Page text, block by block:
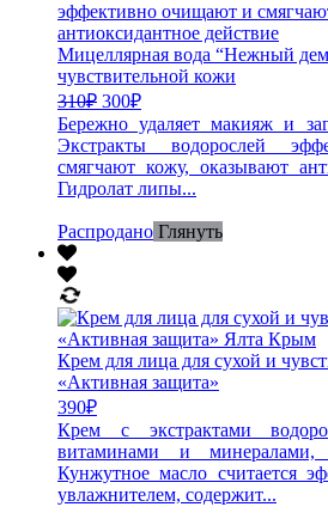
Мицеллярная вода “Нежный
чувствительной кожи
310₽ 300₽
Бережно удаляет макияж и
Экстракты водорослей
смягчают кожу, оказывают
Гидролат липы...
Распродано Глянуть
Крем для лица для сухой и
«Активная защита»
390₽
Крем с экстрактами
витаминами и
Кунжутное масло считается
увлажнителем, содержит...